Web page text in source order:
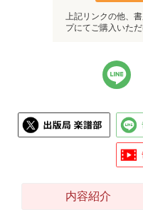
上記リンクの他、
プにてご購入いただ
内容紹介